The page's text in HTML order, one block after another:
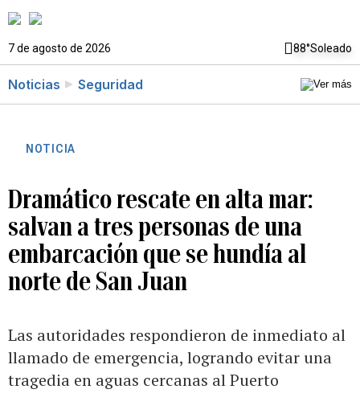
7 de agosto de 2026 88°Soleado
Noticias Seguridad
NOTICIA
Dramático rescate en alta mar:
salvan a tres personas de una
embarcación que se hundía al
norte de San Juan
Las autoridades respondieron de inmediato al
llamado de emergencia, logrando evitar una
tragedia en aguas cercanas al Puerto